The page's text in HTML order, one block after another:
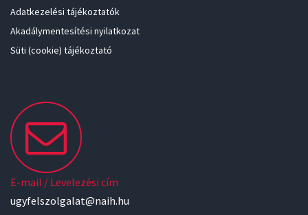
Adatkezelési tájékoztatók
Akadálymentesítési nyilatkozat
Süti (cookie) tájékoztató
E-mail / Levelezési cím
ugyfelszolgalat@naih.hu